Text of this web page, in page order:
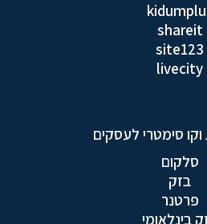
shareit
site123
livecity
סימטרי לעסקים
סלקום
בזק
פרטנר
בינלאומי